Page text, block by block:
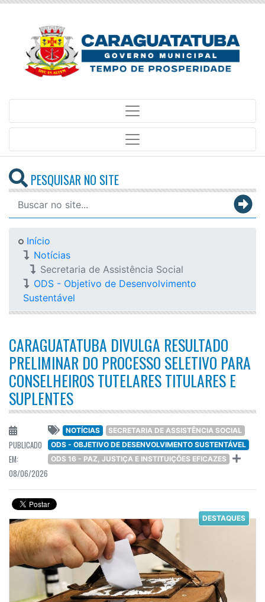
PESQUISAR NO SITE
Início
Notícias
Secretaria de Assistência Social
ODS - Objetivo de Desenvolvimento
Sustentável
CARAGUATATUBA DIVULGA RESULTADO
PRELIMINAR DO PROCESSO SELETIVO PARA
CONSELHEIROS TUTELARES TITULARES E
SUPLENTES
PUBLICADO
EM:
08/06/2026
NOTÍCIAS
SECRETARIA DE ASSISTÊNCIA SOCIAL
ODS - OBJETIVO DE DESENVOLVIMENTO SUSTENTÁVEL
ODS 16 - PAZ, JUSTIÇA E INSTITUIÇÕES EFICAZES
DESTAQUES